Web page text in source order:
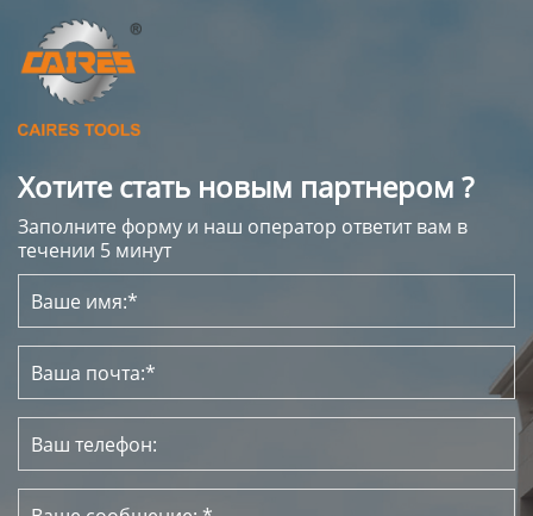
Хотите стать новым партнером ?
Заполните форму и наш оператор ответит вам в
течении 5 минут